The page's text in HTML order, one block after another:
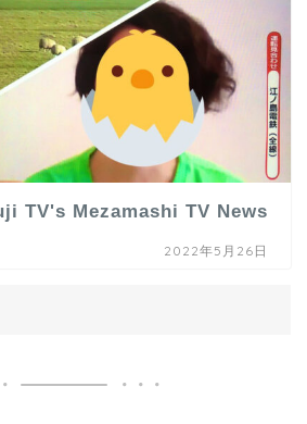
TV's Mezamashi TV News
2022年5月26日